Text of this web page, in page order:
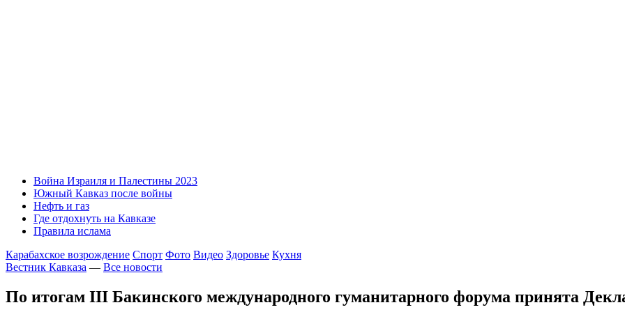
Война Израиля и Палестины 2023
Южный Кавказ после войны
Нефть и газ
Где отдохнуть на Кавказе
Правила ислама
Карабахское возрождение Спорт Фото Видео Здоровье Кухня
Вестник Кавказа — Все новости
По итогам III Бакинского международного гуманитарного форума принята